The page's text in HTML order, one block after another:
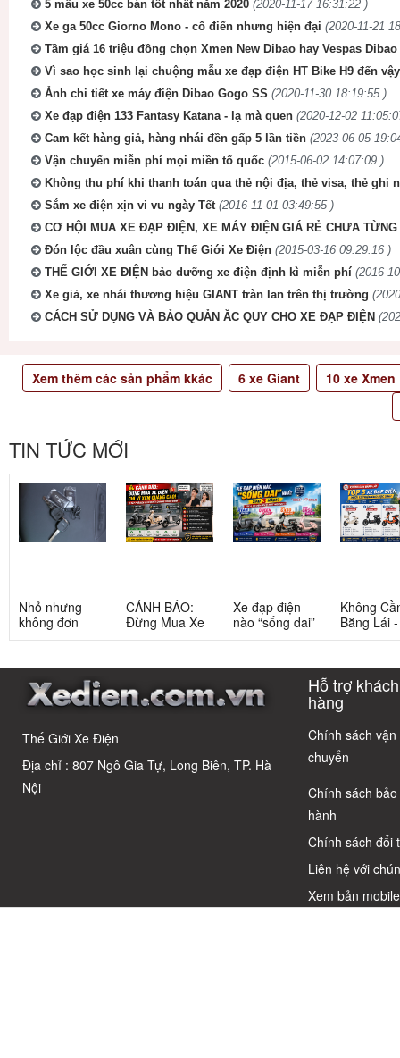
5 mẫu xe 50cc bán tốt nhất năm 2020 (2020-11-17 16:31:22 )
Xe ga 50cc Giorno Mono - cổ điển nhưng hiện đại (2020-11-21
Tầm giá 16 triệu đồng chọn Xmen New Dibao hay Vespas
Vì sao học sinh lại chuộng mẫu xe đạp điện HT Bike H9 đến
Ảnh chi tiết xe máy điện Dibao Gogo SS (2020-11-30 18:19:55 )
Xe đạp điện 133 Fantasy Katana - lạ mà quen (2020-12-02
Cam kết hàng giả, hàng nhái đền gấp 5 lần tiền (2023-06-05
Vận chuyển miễn phí mọi miền tổ quốc (2015-06-02 14:07:09 )
Không thu phí khi thanh toán qua thẻ nội địa, thẻ visa, thẻ ghi
Sắm xe điện xịn vi vu ngày Tết (2016-11-01 03:49:55 )
CƠ HỘI MUA XE ĐẠP ĐIỆN, XE MÁY ĐIỆN GIÁ RẺ CHƯA TỪNG
Đón lộc đầu xuân cùng Thế Giới Xe Điện (2015-03-16 09:29:16 )
THẾ GIỚI XE ĐIỆN bảo dưỡng xe điện định kì miễn phí (2016-
Xe giả, xe nhái thương hiệu GIANT tràn lan trên thị trường
CÁCH SỬ DỤNG VÀ BẢO QUẢN ĂC QUY CHO XE ĐẠP ĐIỆN
Xem thêm các sản phẩm kkác 6xe Giant 10xe Xmen
TIN TỨC MỚI
Nhỏ nhưng
không đơn
giản: Sự thật
học sinh cấp 2
CẢNH BÁO:
Đừng Mua Xe
Điện Chỉ Vì
Cáo! 5 Bẫy
Quyết Chọn Xe
Chuẩn Chỉnh
Xe đạp điện
nào “sống dai”
nhất sau 5
có câu trả lời
Không
Bằng Lái
3 Xe Đạp
Cho Học
Thế Giới Xe Điện
Địa chỉ : 807 Ngô Gia Tự, Long Biên, TP. Hà
Nội
Hỗ trợ khách
hàng
Chính sách vận
chuyển
Chính sách bảo
hành
Chính sách đổi
Liên hệ với
Xem bản